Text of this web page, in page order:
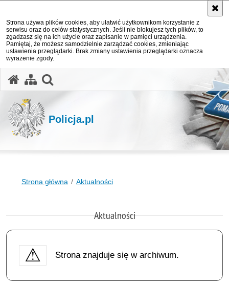
Strona używa plików cookies, aby ułatwić użytkownikom korzystanie z
serwisu oraz do celów statystycznych. Jeśli nie blokujesz tych plików, to
zgadzasz się na ich użycie oraz zapisanie w pamięci urządzenia.
Pamiętaj, że możesz samodzielnie zarządzać cookies, zmieniając
ustawienia przeglądarki. Brak zmiany ustawienia przeglądarki oznacza
wyrażenie zgody.
Policja.pl
Strona główna Aktualności
Aktualności
Strona znajduje się w archiwum.